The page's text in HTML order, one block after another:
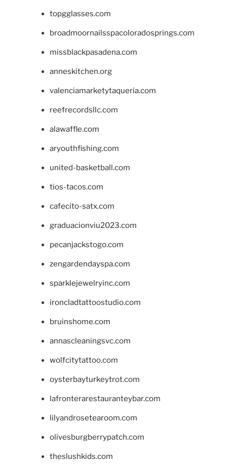
topgglasses.com
broadmoornailsspacoloradosprings.com
missblackpasadena.com
anneskitchen.org
valenciamarketytaqueria.com
reefrecordsllc.com
alawaffle.com
aryouthfishing.com
united-basketball.com
tios-tacos.com
cafecito-satx.com
graduacionviu2023.com
pecanjackstogo.com
zengardendayspa.com
sparklejewelryinc.com
ironcladtattoostudio.com
bruinshome.com
annascleaningsvc.com
wolfcitytattoo.com
oysterbayturkeytrot.com
lafronterarestauranteybar.com
lilyandrosetearoom.com
olivesburgberrypatch.com
theslushkids.com